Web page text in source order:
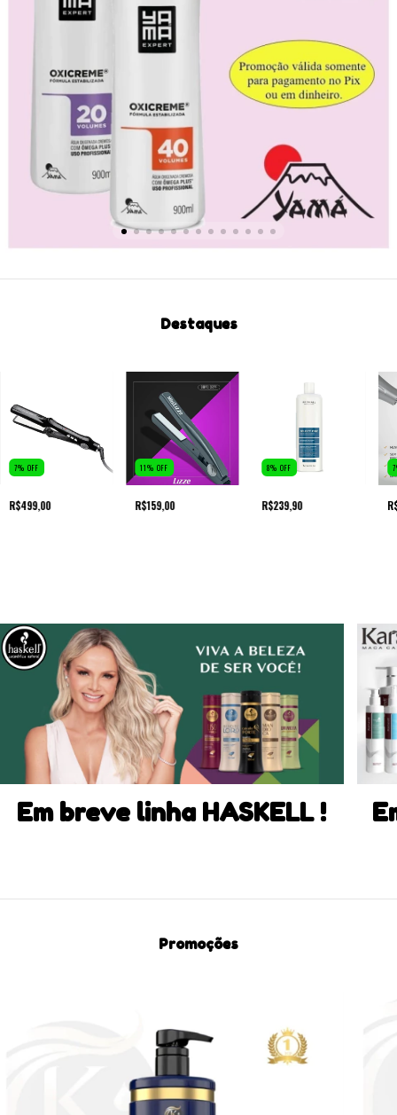
Destaques
7% OFF
R$499,00
11%OFF
R$159,00
8% OFF
R$239,90
7
Em breve linha HASKELL !
Promoções